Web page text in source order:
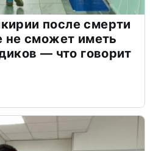
после смерти
не сможет иметь
— что говорит